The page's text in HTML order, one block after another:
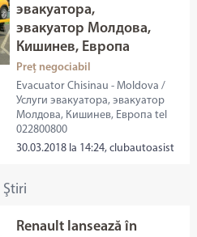
эвакуатора,
эвакуатор Молдова,
Кишинев, Европа
Preț negociabil
Evacuator Chisinau - Moldova /
Услуги эвакуатора, эвакуатор
Молдова, Кишинев, Европа tel
022800800
30.03.2018 la 14:24, clubautoasist
Ştiri
Renault lansează în